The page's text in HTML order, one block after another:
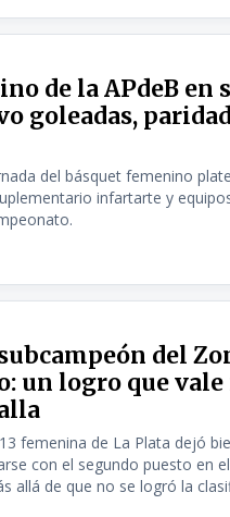
de la APdeB en
goleadas,
del básquet femenino
infartarte y
del
un logro que vale
femenina de La Plata dejó
con el segundo puesto en
allá de que no se logró la